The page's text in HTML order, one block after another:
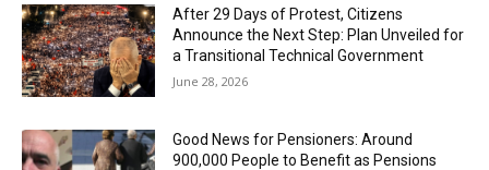
After 29 Days of Protest, Citizens
Announce the Next Step: Plan Unveiled for
a Transitional Technical Government
June 28, 2026
Good News for Pensioners: Around
900,000 People to Benefit as Pensions